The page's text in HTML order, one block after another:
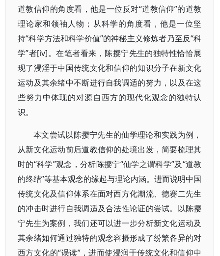
道教信仰的角度看，他是一位反对“道教信仰”的道教
理论家和领袖人物；从科学的角度看，他是一位坚
持“科学方法和科学价值”的神秘主义修炼者乃至反“科
学”者[iv]。在笔者看来，陈撄宁先生的独特性恰恰展
现了浸淫于中国传统文化和信仰的知识分子在新文化
运动及其余绪中不断进行自我调适的努力，以及在这
些努力中体现的对源自西方的现代化观念的独特认
识。
本文尝试以陈撄宁先生的仙学理论和实践为例，
从新文化运动前后道教信仰的处境出发，简要梳理其
时的“科学”观念，分析陈撄宁“仙学之谓科学”及“道教
的终结”等基本观念的缘起与理论内涵。进而说明中国
传统文化及信仰体系在面对西方化潮流、德赛二先生
的冲击时进行自我调适及合法性论证的尝试。以陈撄
宁先生为案例，我们还可以进一步分析新文化运动及
其余绪如何通过独特的观念容摄形成了纷繁各异的对
西方文化的“误读”，进而使浸润于传统文化和信仰中